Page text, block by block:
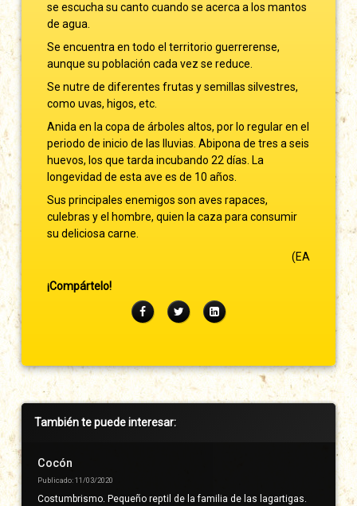
se escucha su canto cuando se acerca a los mantos
de agua.
Se encuentra en todo el territorio guerrerense,
aunque su población cada vez se reduce.
Se nutre de diferentes frutas y semillas silvestres,
como uvas, higos, etc.
Anida en la copa de árboles altos, por lo regular en el
periodo de inicio de las lluvias. Abipona de tres a seis
huevos, los que tarda incubando 22 días. La
longevidad de esta ave es de 10 años.
Sus principales enemigos son aves rapaces,
culebras y el hombre, quien la caza para consumir
su deliciosa carne.
(EA
¡Compártelo!
FacebookTwitterLinkedIn
Barra
derecha
También te puede interesar:
Cocón
Publicado: 11/03/2020
Costumbrismo. Pequeño reptil de la familia de las lagartigas.